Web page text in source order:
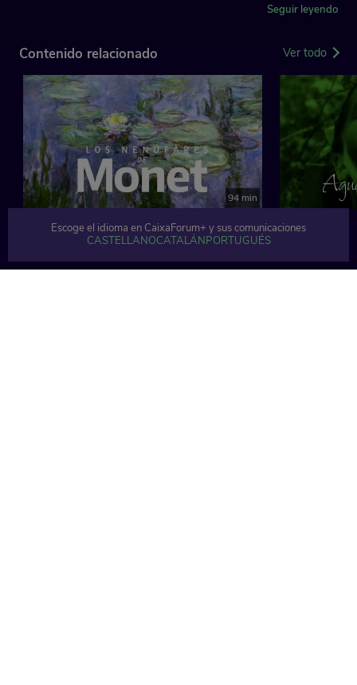
Seguir leyendo
Contenido relacionado Ver todo
94 min
Escoge el idioma en CaixaForum+ y sus comunicaciones
CASTELLANOCATALÁNPORTUGUÉS